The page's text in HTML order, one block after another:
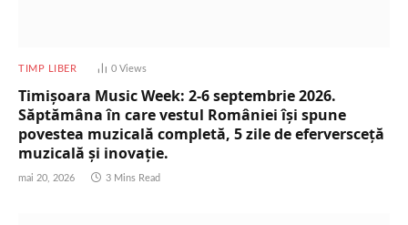
TIMP LIBER 0 Views
Timișoara Music Week: 2-6 septembrie 2026.
Săptămâna în care vestul României își spune
povestea muzicală completă, 5 zile de eferversceță
muzicală și inovație.
mai 20, 2026 3 Mins Read